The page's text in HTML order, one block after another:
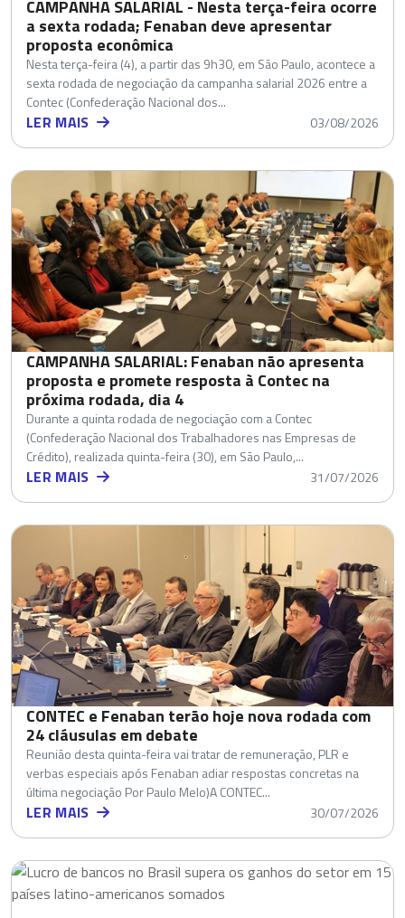
CAMPANHA SALARIAL - Nesta terça-feira ocorre
a sexta rodada; Fenaban deve apresentar
proposta econômica
Nesta terça-feira (4), a partir das 9h30, em São Paulo, acontece a
sexta rodada de negociação da campanha salarial 2026 entre a
Contec (Confederação Nacional dos...
LER MAIS 03/08/2026
CAMPANHA SALARIAL: Fenaban não apresenta
proposta e promete resposta à Contec na
próxima rodada, dia 4
Durante a quinta rodada de negociação com a Contec
(Confederação Nacional dos Trabalhadores nas Empresas de
Crédito), realizada quinta-feira (30), em São Paulo,...
LER MAIS 31/07/2026
CONTEC e Fenaban terão hoje nova rodada com
24 cláusulas em debate
Reunião desta quinta-feira vai tratar de remuneração, PLR e
verbas especiais após Fenaban adiar respostas concretas na
última negociação Por Paulo Melo)A CONTEC...
LER MAIS 30/07/2026